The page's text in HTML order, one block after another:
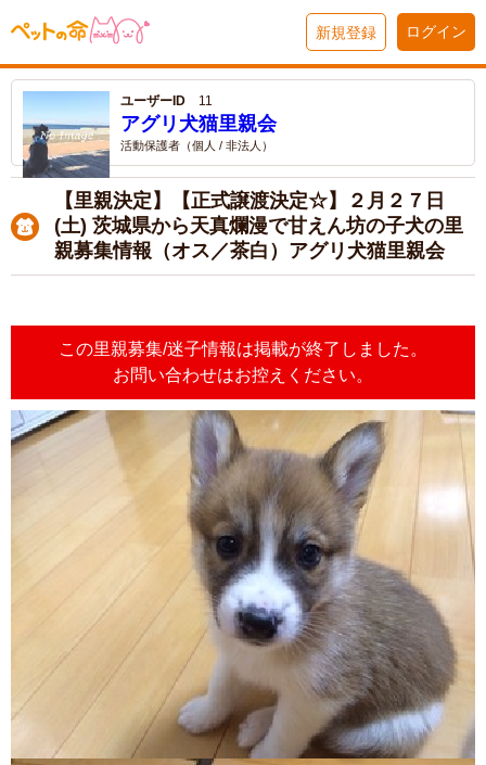
新規登録 ログイン
ユーザーID 11
アグリ犬猫里親会
活動保護者（個人 / 非法人）
【里親決定】【正式譲渡決定☆】２月２７日
(土) 茨城県から天真爛漫で甘えん坊の子犬の里
親募集情報（オス／茶白）アグリ犬猫里親会
この里親募集/迷子情報は掲載が終了しました。
お問い合わせはお控えください。